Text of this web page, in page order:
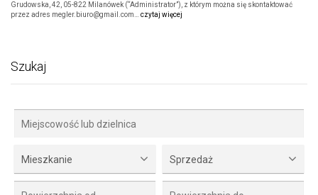
Grudowska, 42, 05-822 Milanówek (“Administrator”), z którym można się skontaktować
przez adres megler.biuro@gmail.com… czytaj więcej
Szukaj
Mieszkanie Sprzedaż